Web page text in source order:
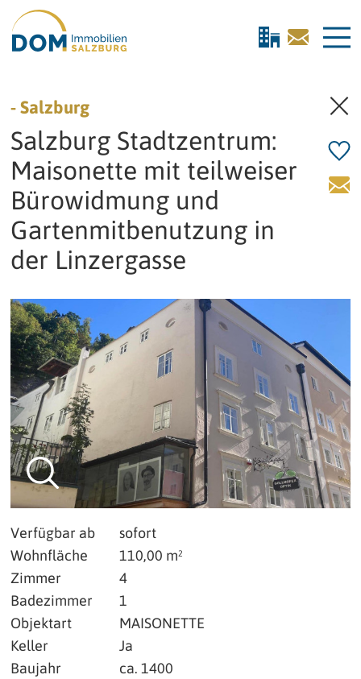
- Salzburg
Salzburg Stadtzentrum:
Maisonette mit teilweiser
Bürowidmung und
Gartenmitbenutzung in
der Linzergasse
Verfügbar ab
sofort
Wohnfläche
110,00 m²
Zimmer
4
Badezimmer
1
Objektart
MAISONETTE
Keller
Ja
Baujahr
ca. 1400